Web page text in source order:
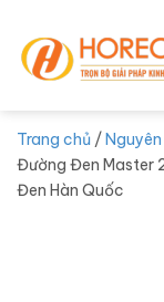
Trang chủ /Nguyên
Đường Đen Master
Đen Hàn Quốc